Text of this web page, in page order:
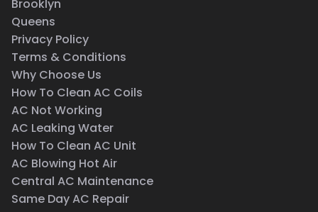
Brooklyn
Queens
Privacy Policy
Terms & Conditions
Why Choose Us
How To Clean AC Coils
AC Not Working
AC Leaking Water
How To Clean AC Unit
AC Blowing Hot Air
Central AC Maintenance
Same Day AC Repair